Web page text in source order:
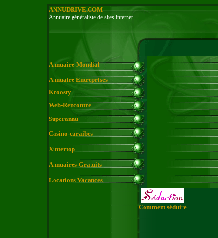
ANNUDRIVE.COM
Annuaire généraliste de sites internet
Annuaire-Mondial
Annuaire Entreprises
Kroosty
Web-Rencontre
Superannu
Casino-caraibes
Xintertop
Annuaires-Gratuits
Locations Vacances
Comment séduire